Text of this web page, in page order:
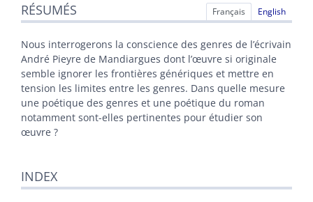
Index
Texte
Citer cet article
Auteur
RÉSUMÉS Français English
Nous interrogerons la conscience des genres de l’écrivain
André Pieyre de Mandiargues dont l’œuvre si originale
semble ignorer les frontières génériques et mettre en
tension les limites entre les genres. Dans quelle mesure
une poétique des genres et une poétique du roman
notamment sont-elles pertinentes pour étudier son
œuvre ?
INDEX